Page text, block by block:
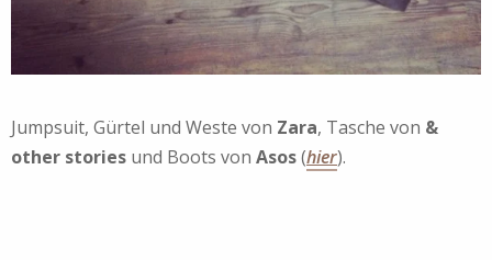
Jumpsuit, Gürtel und Weste von Zara, Tasche von &
other stories und Boots von Asos(hier).